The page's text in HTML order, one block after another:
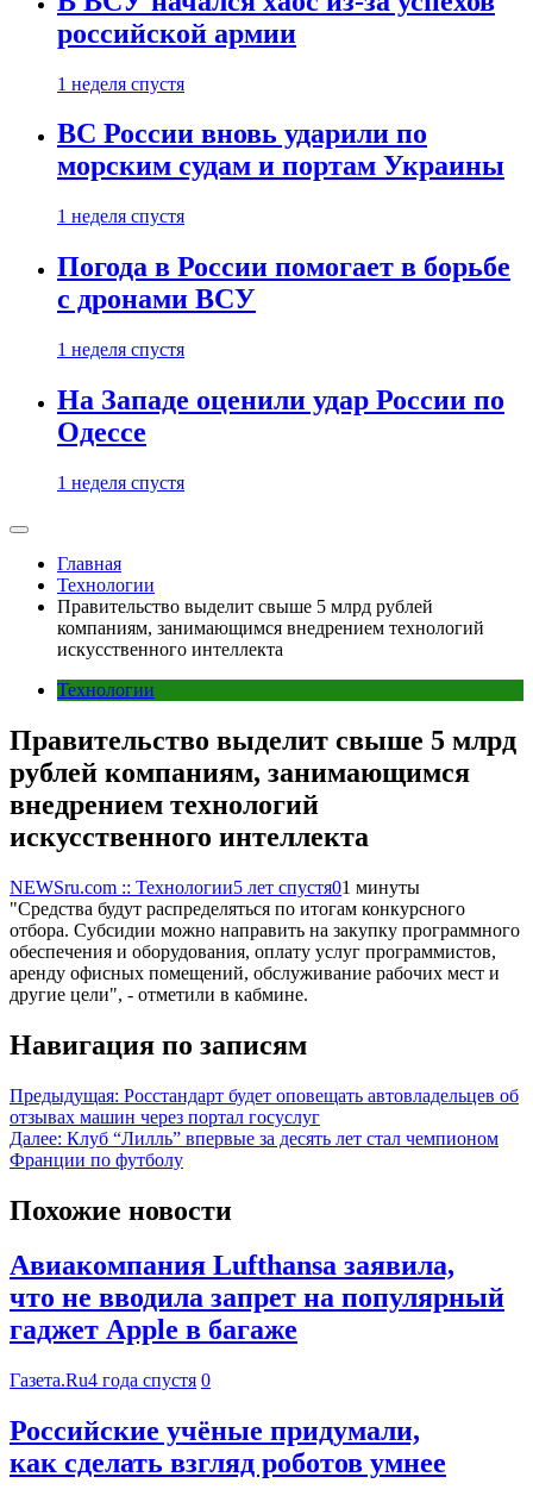
российской армии
1 неделя спустя
ВС России вновь ударили по
морским судам и портам Украины
1 неделя спустя
Погода в России помогает в борьбе
с дронами ВСУ
1 неделя спустя
На Западе оценили удар России по
Одессе
1 неделя спустя
Главная
Технологии
Правительство выделит свыше 5 млрд рублей
компаниям, занимающимся внедрением технологий
искусственного интеллекта
Технологии
Правительство выделит свыше 5 млрд
рублей компаниям, занимающимся
внедрением технологий
искусственного интеллекта
NEWSru.com :: Технологии5 лет спустя01 минуты
"Средства будут распределяться по итогам конкурсного
отбора. Субсидии можно направить на закупку программного
обеспечения и оборудования, оплату услуг программистов,
аренду офисных помещений, обслуживание рабочих мест и
другие цели", - отметили в кабмине.
Навигация по записям
Предыдущая: Росстандарт будет оповещать автовладельцев об
отзывах машин через портал госуслуг
Далее: Клуб “Лилль” впервые за десять лет стал чемпионом
Франции по футболу
Похожие новости
Авиакомпания Lufthansa заявила,
что не вводила запрет на популярный
гаджет Apple в багаже
Газета.Ru4 года спустя 0
Российские учёные придумали,
как сделать взгляд роботов умнее